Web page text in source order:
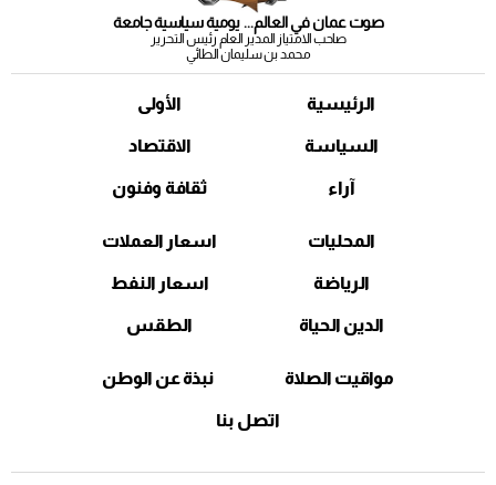
صوت عمان في العالم... يومية سياسية جامعة
صاحب الامتياز المدير العام رئيس التحرير
محمد بن سليمان الطائي
الرئيسية
السياسة
آراء
الأولى
الاقتصاد
ثقافة وفنون
المحليات
الرياضة
الدين الحياة
اسعار العملات
اسعار النفط
الطقس
مواقيت الصلاة نبذة عن الوطن
اتصل بنا